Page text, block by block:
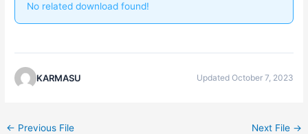
No related download found!
KARMASU Updated October 7, 2023
← Previous File Next File →